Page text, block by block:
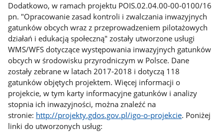
Dodatkowo, w ramach projektu POIS.02.04.00-00-0100/16
pn. "Opracowanie zasad kontroli i zwalczania inwazyjnych
gatunków obcych wraz z przeprowadzeniem pilotażowych
działań i edukacją społeczną" zostały utworzone usługi
WMS/WFS dotyczące występowania inwazyjnych gatunków
obcych w środowisku przyrodniczym w Polsce. Dane
zostały zebrane w latach 2017-2018 i dotyczą 118
gatunków objętych projektem. Więcej informacji o
projekcie, w tym karty informacyjne gatunków i analizy
stopnia ich inwazyjności, można znaleźć na
stronie: http://projekty.gdos.gov.pl/igo-o-projekcie. Poniżej
linki do utworzonych usług: